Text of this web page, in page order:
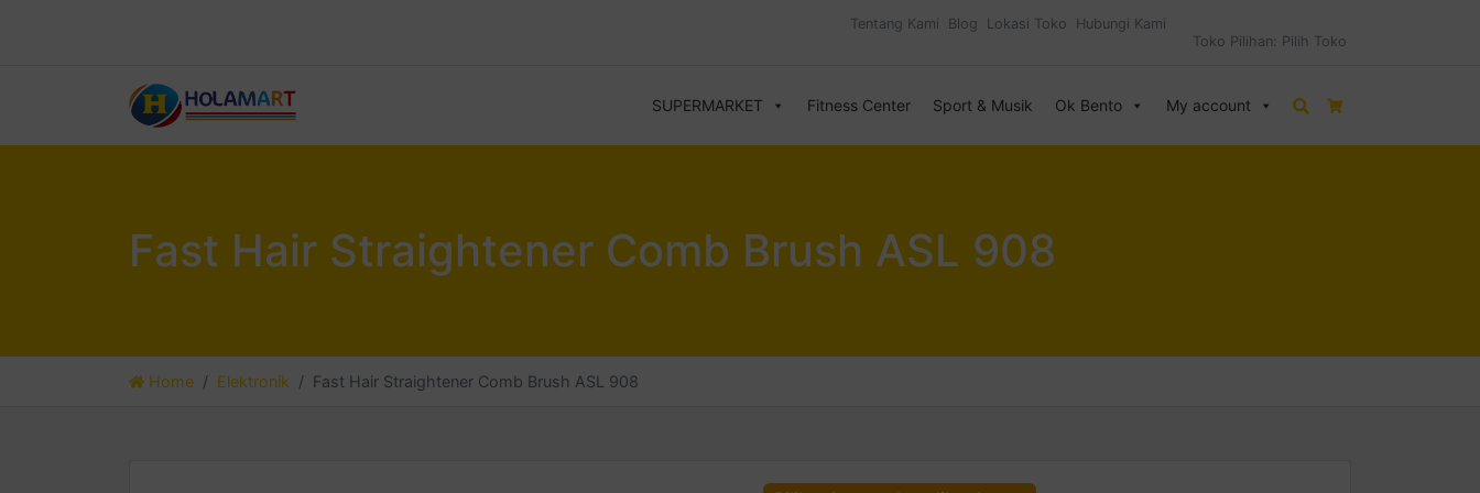
Tentang Kami Blog Lokasi Toko
Hubungi Kami
Toko Pilihan: Pilih Toko
SUPERMARKET Fitness Center Sport & Musik Ok Bento My account Search
Fast Hair Straightener Comb Brush ASL 908
Home Elektronik Fast Hair Straightener Comb Brush ASL 908